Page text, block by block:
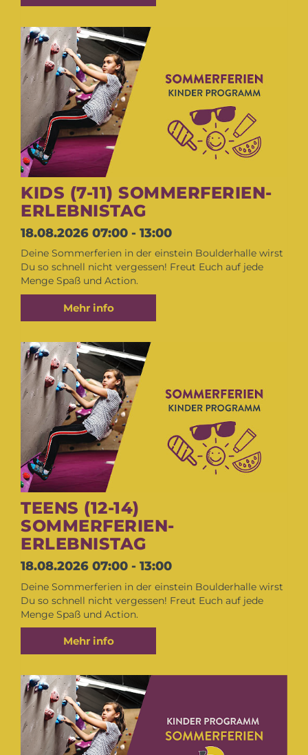
KIDS (7-11) SOMMERFERIEN-
ERLEBNISTAG
18.08.2026 07:00 - 13:00
Deine Sommerferien in der einstein Boulderhalle wirst
Du so schnell nicht vergessen! Freut Euch auf jede
Menge Spaß und Action.
Mehr info
TEENS (12-14)
SOMMERFERIEN-
ERLEBNISTAG
18.08.2026 07:00 - 13:00
Deine Sommerferien in der einstein Boulderhalle wirst
Du so schnell nicht vergessen! Freut Euch auf jede
Menge Spaß und Action.
Mehr info